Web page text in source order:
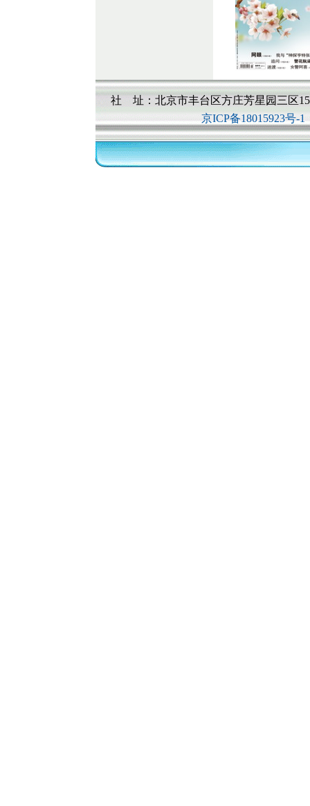
纪实作品《回到拉萨》，
民警们同吃同住同巡逻
众惦记的感受，那是所
去的意义所在。
不孝有三，无后为
凯这对恩爱夫妻踏上了
奈何非花非果。面对公婆
律的夹缝难以抉择，曾经
开，真的能彻底挣脱这场
穿上军装，他在雨林
井道擒凶。在战友眼中，
中，他是日后要成为的那
社 址：北京市丰台区方庄芳星园三区
京ICP备18015923号-1